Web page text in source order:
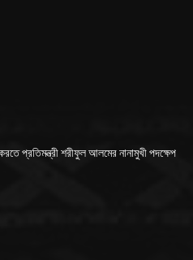
প্রতিমন্ত্রী শরীফুল আলমের নানামুখী পদক্ষেপ